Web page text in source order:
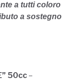
a tutti coloro
a sostegno
50cc –